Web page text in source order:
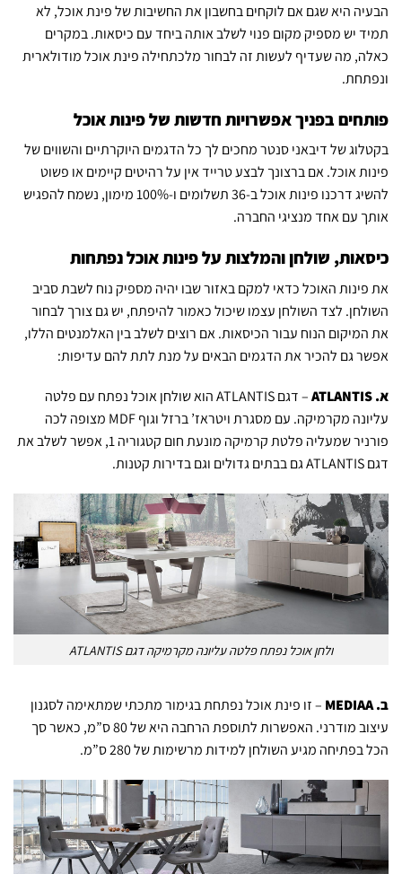
הבעיה היא שגם אם לוקחים בחשבון את החשיבות של פינת אוכל, לא
תמיד יש מספיק מקום פנוי לשלב אותה ביחד עם כיסאות. במקרים
כאלה, מה שעדיף לעשות זה לבחור מלכתחילה פינת אוכל מודולארית
ונפתחת.
פותחים בפניך אפשרויות חדשות של פינות אוכל
בקטלוג של דיבאני סנטר מחכים לך כל הדגמים היוקרתיים והשווים של
פינות אוכל. אם ברצונך לבצע טרייד אין על רהיטים קיימים או פשוט
להשיג דרכנו פינות אוכל ב-36 תשלומים ו-100% מימון, נשמח להפגיש
אותך עם אחד מנציגי החברה.
כיסאות, שולחן והמלצות על פינות אוכל נפתחות
את פינות האוכל כדאי למקם באזור שבו יהיה מספיק נוח לשבת סביב
השולחן. לצד השולחן עצמו שיכול כאמור להיפתח, יש גם צורך לבחור
את המיקום הנוח עבור הכיסאות. אם רוצים לשלב בין האלמנטים הללו,
אפשר גם להכיר את הדגמים הבאים על מנת לתת להם עדיפות:
א.ATLANTIS
– דגם ATLANTIS הוא שולחן אוכל נפתח עם פלטה
עליונה מקרמיקה. עם מסגרת ויטראז’ ברזל וגוף MDF מצופה לכה
פורניר שמעליה פלטת קרמיקה מונעת חום קטגוריה 1, אפשר לשלב את
דגם ATLANTIS גם בבתים גדולים וגם בדירות קטנות.
ולחן אוכל נפתח פלטה עליונה מקרמיקה דגם ATLANTIS
ב.MEDIAA – זו פינת אוכל נפתחת בגימור מתכתי שמתאימה לסגנון
עיצוב מודרני. האפשרות לתוספת הרחבה היא של 80 ס”מ, כאשר סך
הכל בפתיחה מגיע השולחן למידות מרשימות של 280 ס”מ.